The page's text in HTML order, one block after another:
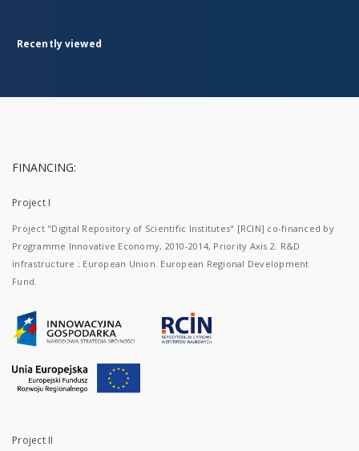
Recently viewed
FINANCING:
Project I
Project "Digital Repository of Scientific Institutes" [RCIN] co-financed by
Programme Innovative Economy, 2010-2014, Priority Axis 2. R&D
infrastructure ; European Union. European Regional Development
Fund.
Project II